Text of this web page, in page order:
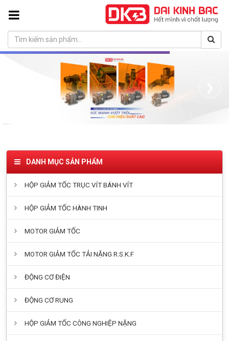
DANH MỤC SẢN PHẨM
HỘP GIẢM TỐC TRỤC VÍT BÁNH VÍT
HỘP GIẢM TỐC HÀNH TINH
MOTOR GIẢM TỐC
MOTOR GIẢM TỐC TẢI NẶNG R.S.K.F
ĐỘNG CƠ ĐIỆN
ĐỘNG CƠ RUNG
HỘP GIẢM TỐC CÔNG NGHIỆP NẶNG